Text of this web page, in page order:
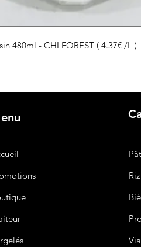
480ml - CHI FOREST ( 4.37€ /L )
Riz